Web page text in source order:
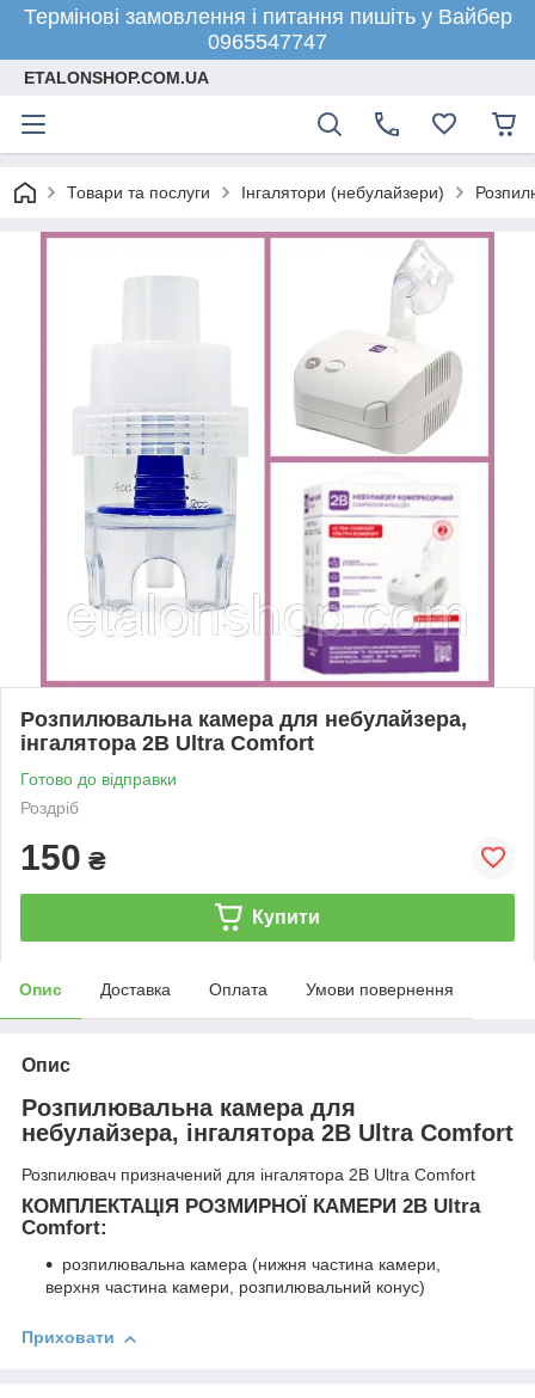
Термінові замовлення і питання пишіть у Вайбер
0965547747
ETALONSHOP.COM.UA
Товари та послуги Інгалятори (небулайзери)
Розпилювальна камера для небулайзера,
інгалятора 2B Ultra Comfort
Готово до відправки
Роздріб
150 ₴
Купити
Опис Доставка Оплата Умови повернення
Опис
Розпилювальна камера для
небулайзера, інгалятора 2B Ultra Comfort
Розпилювач призначений для інгалятора 2B Ultra Comfort
КОМПЛЕКТАЦІЯ РОЗМИРНОЇ КАМЕРИ 2B Ultra
Comfort:
розпилювальна камера (нижня частина камери,
верхня частина камери, розпилювальний конус)
Приховати